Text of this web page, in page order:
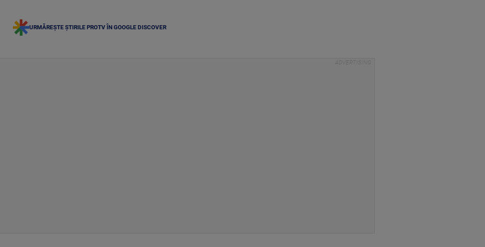
URMĂREȘTE ȘTIRILE PROTV ÎN GOOGLE DISCOVER